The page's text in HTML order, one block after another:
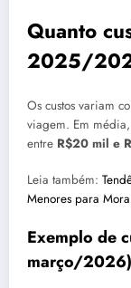
Quanto
2025/
Os custos variam
viagem. Em
entre R$20 mil e
Leia também:
Menores para
Exemplo de
março/2026)